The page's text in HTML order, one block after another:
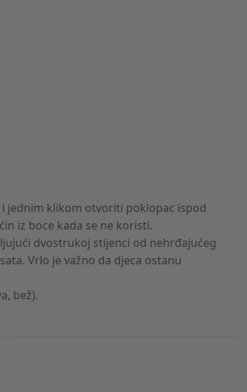
jednim klikom otvoriti poklopac ispod
iz boce kada se ne koristi.
dvostrukoj stijenci od nehrđajućeg
Vrlo je važno da djeca ostanu
bež).